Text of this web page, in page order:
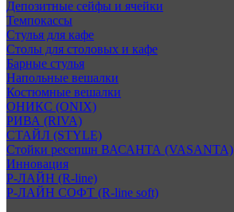
Депозитные сейфы и ячейки
Темпокассы
Стулья для кафе
Столы для столовых и кафе
Барные стулья
Напольные вешалки
Костюмные вешалки
ОНИКС (ONIX)
РИВА (RIVA)
СТАЙЛ (STYLE)
Стойки ресепшн ВАСАНТА (VASANTA)
Инновация
Р-ЛАЙН (R-line)
Р-ЛАЙН СОФТ (R-line soft)